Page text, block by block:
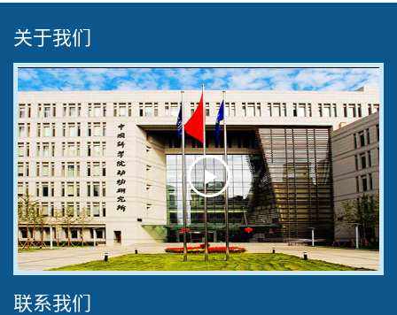
关于我们
Play
Video
联系我们